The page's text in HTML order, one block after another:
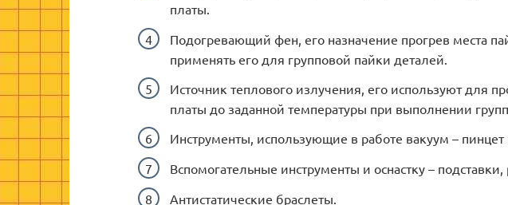
платы.
Подогревающий фен, его назначение прогрев места
применять его для групповой пайки деталей.
Источник теплового излучения, его используют для
платы до заданной температуры при выполнении
Инструменты, использующие в работе вакуум – пинцет
Вспомогательные инструменты и оснастку –
Антистатические браслеты.